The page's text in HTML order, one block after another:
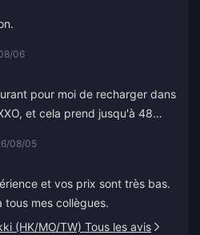
06
pour moi de recharger dans
et cela prend jusqu'à 48
08/05
et vos prix sont très bas.
tous mes collègues.
(HK/MO/TW) Tous les avis